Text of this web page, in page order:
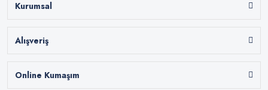
Kurumsal
Alışveriş
Online Kumaşım